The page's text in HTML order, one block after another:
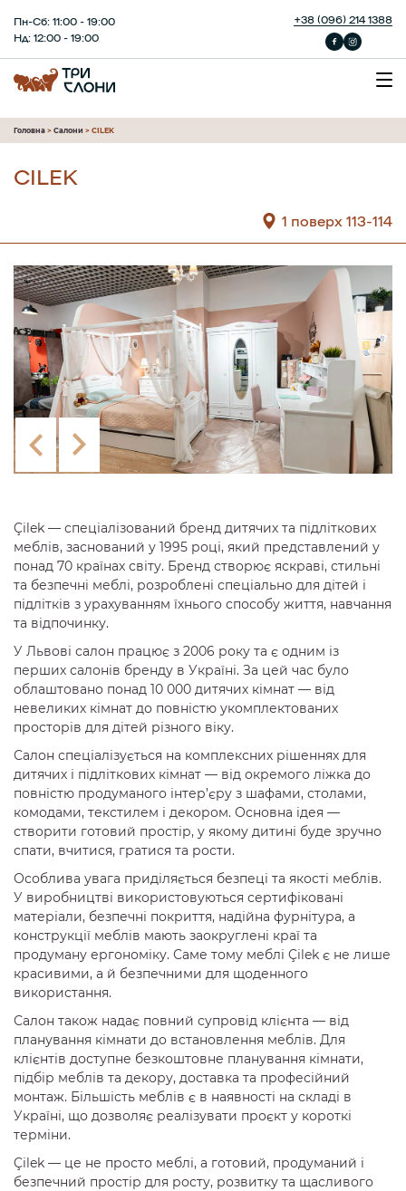
Пн-Сб: 11:00 - 19:00
Нд: 12:00 - 19:00
+38 (096) 214 1388
Головна > Салони > CILEK
CILEK
1 поверх 113-114
Çilek — спеціалізований бренд дитячих та підліткових
меблів, заснований у 1995 році, який представлений у
понад 70 країнах світу. Бренд створює яскраві, стильні
та безпечні меблі, розроблені спеціально для дітей і
підлітків з урахуванням їхнього способу життя, навчання
та відпочинку.
У Львові салон працює з 2006 року та є одним із
перших салонів бренду в Україні. За цей час було
облаштовано понад 10 000 дитячих кімнат — від
невеликих кімнат до повністю укомплектованих
просторів для дітей різного віку.
Салон спеціалізується на комплексних рішеннях для
дитячих і підліткових кімнат — від окремого ліжка до
повністю продуманого інтер’єру з шафами, столами,
комодами, текстилем і декором. Основна ідея —
створити готовий простір, у якому дитині буде зручно
спати, вчитися, гратися та рости.
Особлива увага приділяється безпеці та якості меблів.
У виробництві використовуються сертифіковані
матеріали, безпечні покриття, надійна фурнітура, а
конструкції меблів мають заокруглені краї та
продуману ергономіку. Саме тому меблі Çilek є не лише
красивими, а й безпечними для щоденного
використання.
Салон також надає повний супровід клієнта — від
планування кімнати до встановлення меблів. Для
клієнтів доступне безкоштовне планування кімнати,
підбір меблів та декору, доставка та професійний
монтаж. Більшість меблів є в наявності на складі в
Україні, що дозволяє реалізувати проєкт у короткі
терміни.
Çilek — це не просто меблі, а готовий, продуманий і
безпечний простір для росту, розвитку та щасливого